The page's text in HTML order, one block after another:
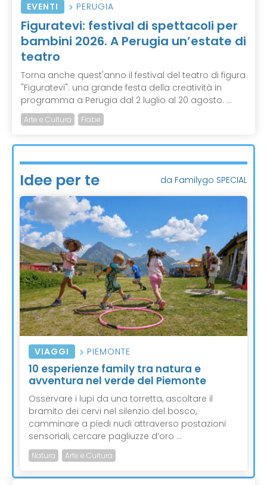
EVENTI PERUGIA
Figuratevi: festival di spettacoli per
bambini 2026. A Perugia un’estate di
teatro
Torna anche quest'anno il festival del teatro di figura
"Figuratevi": una grande festa della creatività in
programma a Perugia dal 2 luglio al 20 agosto. ...
Arte e Cultura Fiabe
Idee per te da Familygo SPECIAL
VIAGGI PIEMONTE
10 esperienze family tra natura e
avventura nel verde del Piemonte
Osservare i lupi da una torretta, ascoltare il
bramito dei cervi nel silenzio del bosco,
camminare a piedi nudi attraverso postazioni
sensoriali, cercare pagliuzze d’oro ...
Natura Arte e Cultura